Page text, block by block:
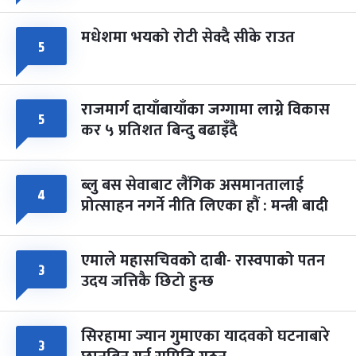
५ मधेशमा भयको रोटी सेक्दै सीके राउत
५ राजमार्ग दायाँबायाँका जग्गामा लाग्ने विकास
कर ५ प्रतिशत बिन्दु बढाइँदै
४ ब्लु बस सेवाबाट लैंगिक असमानतालाई
प्रोत्साहन नगर्ने नीति लिएका हौं : मन्त्री बादी
३ एमाले महासचिवको दाबी- रास्वपाको पतन
उदय जत्तिकै छिटो हुन्छ
३ सिरहामा ज्यान गुमाएका यादवको घटनाबारे